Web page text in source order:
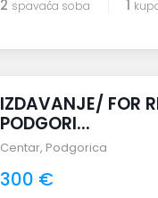
2 spavaća soba 1
IZDAVANJE/ FOR
PODGORI...
Centar, Podgorica
300 €